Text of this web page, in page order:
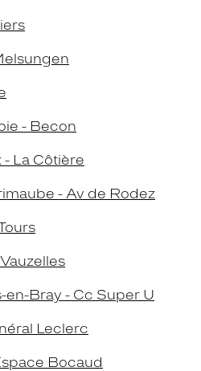
- Becon
- La Côtière
- Av de Rodez
en-Bray - Cc Super U
Leclerc
Bocaud